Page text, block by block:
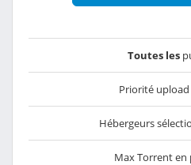
Toutes les
Priorité upload
Hébergeurs
Max Torrent en